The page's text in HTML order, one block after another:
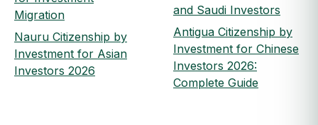
Migration
Nauru Citizenship by
Investment for Asian
Investors 2026
and Saudi Investors
Antigua Citizenship by
Investment for Chinese
Investors 2026:
Complete Guide